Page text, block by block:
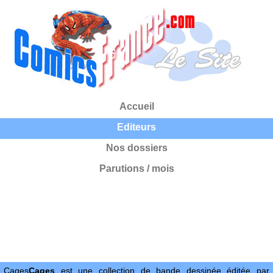
Accueil
Editeurs
Nos dossiers
Parutions / mois
CagesCages est une collection de bande dessinée éditée par